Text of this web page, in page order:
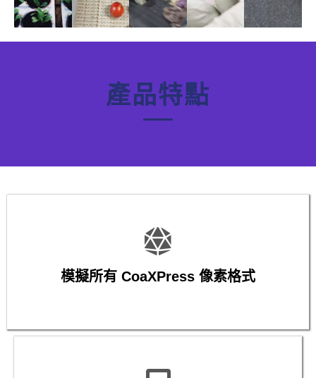
產品特點
模擬所有 CoaXPress 像素格式